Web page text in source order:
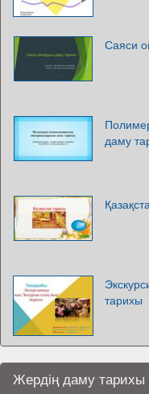
Саяси
даму
тарихы
Жердің даму тарихы